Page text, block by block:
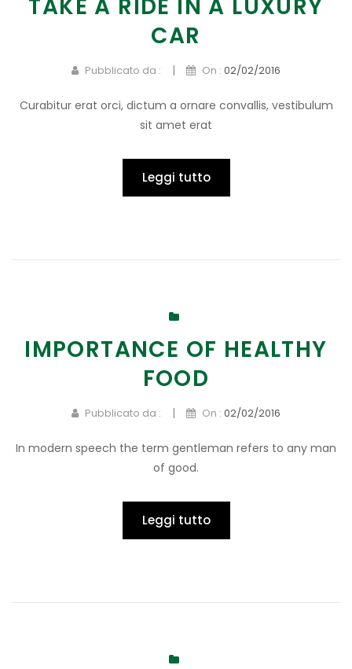
TAKE A RIDE IN A LUXURY
CAR
Pubblicato da : | On : 02/02/2016
Curabitur erat orci, dictum a ornare convallis, vestibulum
sit amet erat
Leggi tutto
IMPORTANCE OF HEALTHY
FOOD
Pubblicato da : | On : 02/02/2016
In modern speech the term gentleman refers to any man
of good.
Leggi tutto